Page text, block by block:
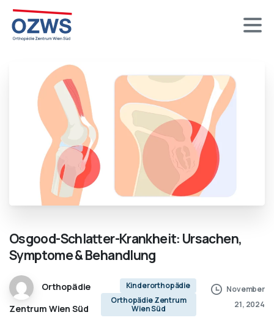
Osgood-Schlatter-Krankheit: Ursachen,
Symptome&Behandlung
Orthopädie
Zentrum Wien Süd
Kinderorthopädie
Orthopädie Zentrum
Wien Süd
November
21, 2024